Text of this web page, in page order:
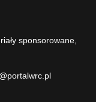
sponsorowane,